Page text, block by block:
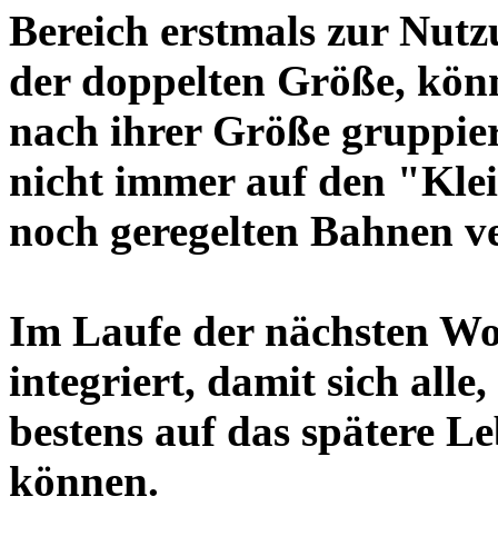
Bereich erstmals zur
der doppelten Größe,
nach ihrer Größe
nicht immer auf den
noch geregelten Bahnen
Im Laufe der nächsten
integriert, damit sich
bestens auf das spätere
können.